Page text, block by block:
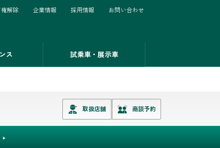
ス 試乗車・展示車
解除 企業情報 採用情報 お問い合わせ
取扱店舗 商談予約